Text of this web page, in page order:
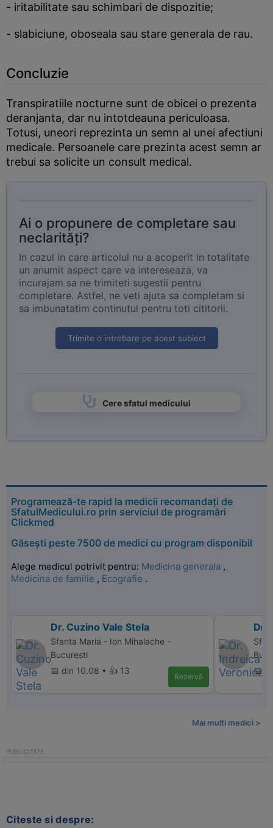
- iritabilitate sau schimbari de dispozitie;
- slabiciune, oboseala sau stare generala de rau.
Concluzie
Transpiratiile nocturne sunt de obicei o prezenta
deranjanta, dar nu intotdeauna periculoasa.
Totusi, uneori reprezinta un semn al unei afectiuni
medicale. Persoanele care prezinta acest semn ar
trebui sa solicite un consult medical.
Ai o propunere de completare sau
neclarități?
In cazul in care articolul nu a acoperit in totalitate
un anumit aspect care va intereseaza, va
incurajam sa ne trimiteti sugestii pentru
completare. Astfel, ne veti ajuta sa completam si
sa imbunatatim continutul pentru toti cititorii.
Trimite o intrebare pe acest subiect
Cere sfatul medicului
Programează-te rapid la medicii recomandați de
SfatulMedicului.ro prin serviciul de programări
Clickmed
Găsești peste 7500 de medici cu program disponibil
Alege medicul potrivit pentru: Medicina generala ,
Medicina de familie , Ecografie .
Dr. Cuzino Vale Stela
Sfanta Maria - Ion Mihalache -
Bucuresti
📅 din 10.08 • 👍 13
Rezervă
Dr.
📅
Mai multi medici >
Citeste si despre: